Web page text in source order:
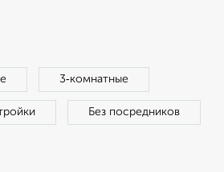
3‑комнатные
Без посредников